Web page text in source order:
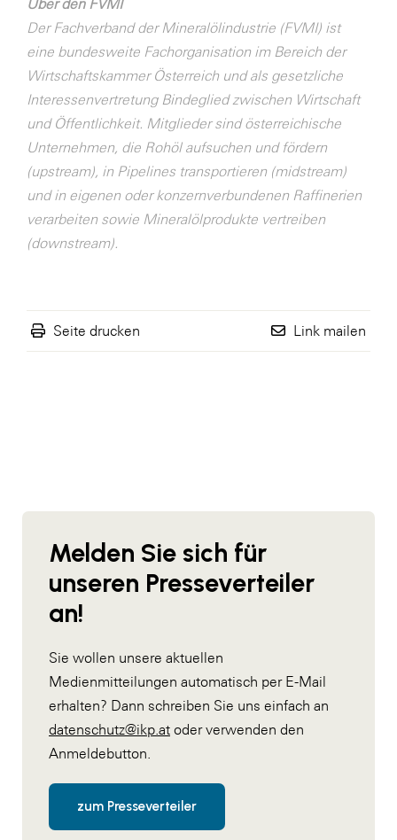
Über den FVMI
Der Fachverband der Mineralölindustrie (FVMI) ist
eine bundesweite Fachorganisation im Bereich der
Wirtschaftskammer Österreich und als gesetzliche
Interessenvertretung Bindeglied zwischen Wirtschaft
und Öffentlichkeit. Mitglieder sind österreichische
Unternehmen, die Rohöl aufsuchen und fördern
(upstream), in Pipelines transportieren (midstream)
und in eigenen oder konzernverbundenen Raffinerien
verarbeiten sowie Mineralölprodukte vertreiben
(downstream).
Seite drucken Link mailen
Melden Sie sich für
unseren Presseverteiler
an!
Sie wollen unsere aktuellen
Medienmitteilungen automatisch per E-Mail
erhalten? Dann schreiben Sie uns einfach an
datenschutz@ikp.at oder verwenden den
Anmeldebutton.
zum Presseverteiler